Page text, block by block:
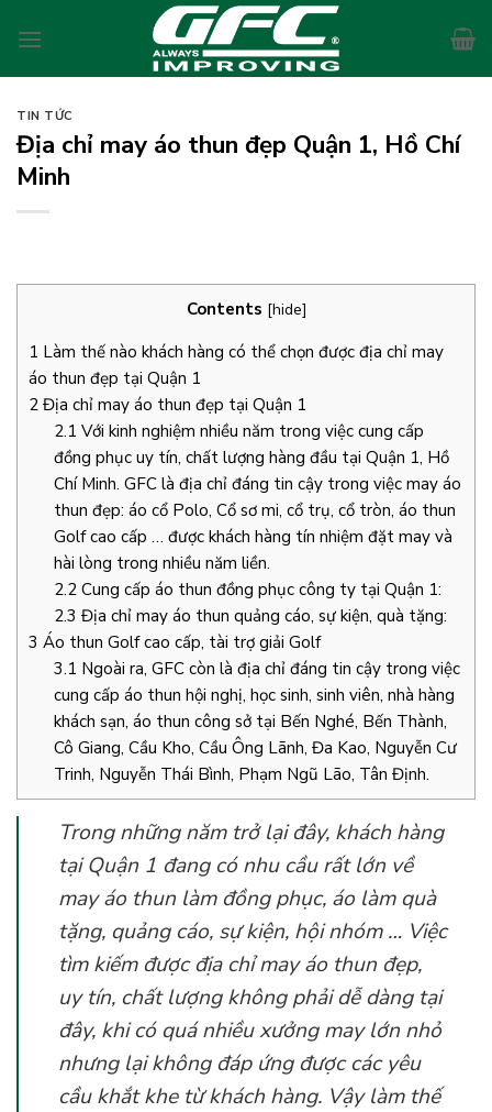
TIN TỨC
Địa chỉ may áo thun đẹp Quận 1, Hồ Chí
Minh
Contents [hide]
1 Làm thế nào khách hàng có thể chọn được địa chỉ may
áo thun đẹp tại Quận 1
2 Địa chỉ may áo thun đẹp tại Quận 1
2.1 Với kinh nghiệm nhiều năm trong việc cung cấp
đồng phục uy tín, chất lượng hàng đầu tại Quận 1, Hồ
Chí Minh. GFC là địa chỉ đáng tin cậy trong việc may áo
thun đẹp: áo cổ Polo, Cổ sơ mi, cổ trụ, cổ tròn, áo thun
Golf cao cấp … được khách hàng tín nhiệm đặt may và
hài lòng trong nhiều năm liền.
2.2Cung cấp áo thun đồng phục công ty tại Quận 1:
2.3 Địa chỉ may áo thun quảng cáo, sự kiện, quà tặng:
3 Áo thun Golf cao cấp, tài trợ giải Golf
3.1 Ngoài ra, GFC còn là địa chỉ đáng tin cậy trong việc
cung cấp áo thun hội nghị, học sinh, sinh viên, nhà hàng
khách sạn, áo thun công sở tại Bến Nghé, Bến Thành,
Cô Giang, Cầu Kho, Cầu Ông Lãnh, Đa Kao, Nguyễn Cư
Trinh, Nguyễn Thái Bình, Phạm Ngũ Lão, Tân Định.
Trong những năm trở lại đây, khách hàng
tại Quận 1 đang có nhu cầu rất lớn về
may áo thun làm đồng phục, áo làm quà
tặng, quảng cáo, sự kiện, hội nhóm … Việc
tìm kiếm được địa chỉ may áo thun đẹp,
uy tín, chất lượng không phải dễ dàng tại
đây, khi có quá nhiều xưởng may lớn nhỏ
nhưng lại không đáp ứng được các yêu
cầu khắt khe từ khách hàng. Vậy làm thế